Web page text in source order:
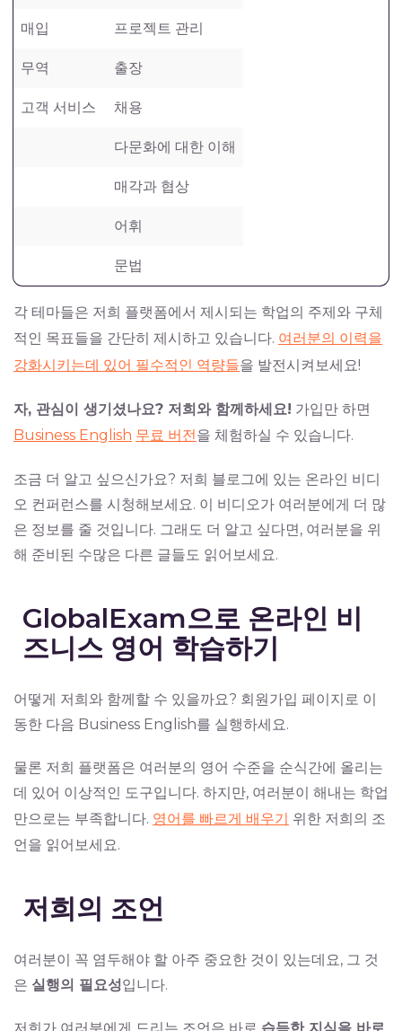
매입 프로젝트 관리
무역 출장
고객 서비스 채용
다문화에 대한 이해
매각과 협상
어휘
문법
각 테마들은 저희 플랫폼에서 제시되는 학업의 주제와 구체
적인 목표들을 간단히 제시하고 있습니다. 여러분의 이력을
강화시키는데 있어 필수적인 역량들을 발전시켜보세요!
자, 관심이 생기셨나요? 저희와 함께하세요! 가입만 하면
Business English 무료 버전을 체험하실 수 있습니다.
조금 더 알고 싶으신가요? 저희 블로그에 있는 온라인 비디
오 컨퍼런스를 시청해보세요. 이 비디오가 여러분에게 더 많
은 정보를 줄 것입니다. 그래도 더 알고 싶다면, 여러분을 위
해 준비된 수많은 다른 글들도 읽어보세요.
GlobalExam으로 온라인 비
즈니스 영어 학습하기
어떻게 저희와 함께할 수 있을까요? 회원가입 페이지로 이
동한 다음 Business English를 실행하세요.
물론 저희 플랫폼은 여러분의 영어 수준을 순식간에 올리는
데 있어 이상적인 도구입니다. 하지만, 여러분이 해내는 학업
만으로는 부족합니다. 영어를 빠르게 배우기 위한 저희의 조
언을 읽어보세요.
저희의 조언
여러분이 꼭 염두해야 할 아주 중요한 것이 있는데요, 그 것
은 실행의 필요성입니다.